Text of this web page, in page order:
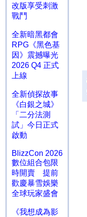
改版享受刺激
戰鬥
全新暗黑都會
RPG《黑色基
因》震撼曝光
2026 Q4 正式
上線
全新偵探故事
《白銀之城》
「二分法測
試」今日正式
啟動
BlizzCon 2026
數位組合包限
時開賣 提前
歡慶暴雪娛樂
全球玩家盛會
《我想成為影